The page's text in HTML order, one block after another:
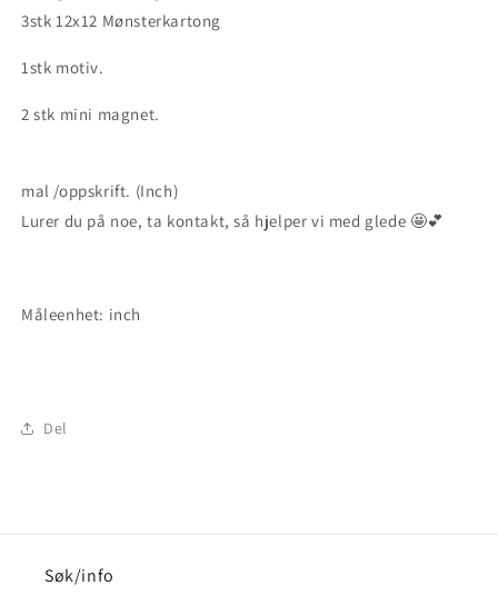
3stk 12x12 Mønsterkartong
1stk motiv.
2 stk mini magnet.
mal /oppskrift. (Inch)
Lurer du på noe, ta kontakt, så hjelper vi med glede 🤩💕
Måleenhet: inch
Del
Søk/info